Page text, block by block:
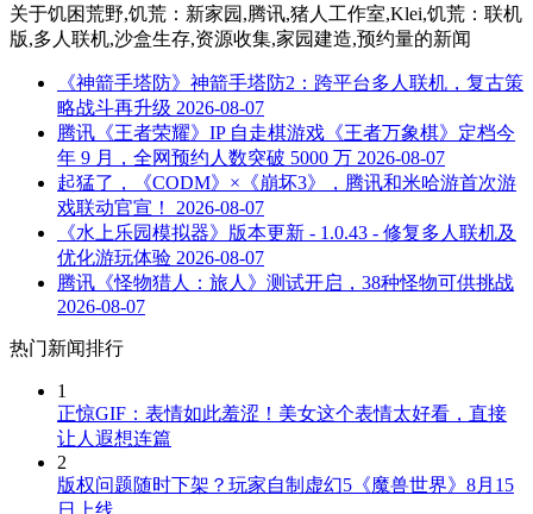
关于饥困荒野,饥荒：新家园,腾讯,猪人工作室,Klei,饥荒：联机
版,多人联机,沙盒生存,资源收集,家园建造,预约量的新闻
《神箭手塔防》神箭手塔防2：跨平台多人联机，复古策
略战斗再升级 2026-08-07
腾讯《王者荣耀》IP 自走棋游戏《王者万象棋》定档今
年 9 月，全网预约人数突破 5000 万 2026-08-07
起猛了，《CODM》×《崩坏3》，腾讯和米哈游首次游
戏联动官宣！
2026-08-07
《水上乐园模拟器》版本更新 - 1.0.43 - 修复多人联机及
优化游玩体验 2026-08-07
腾讯《怪物猎人：旅人》测试开启，38种怪物可供挑战
2026-08-07
热门新闻排行
1
正惊GIF：表情如此羞涩！美女这个表情太好看，直接
让人遐想连篇
2
版权问题随时下架？玩家自制虚幻5《魔兽世界》8月15
日上线